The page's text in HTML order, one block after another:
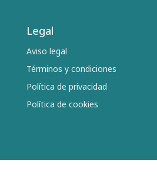
Legal
Aviso legal
Términos y condiciones
Política de privacidad
Política de cookies